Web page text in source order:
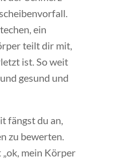
ein
teilt dir mit,
ist. So weit
gesund und
fängst du an,
zu bewerten.
mein Körper